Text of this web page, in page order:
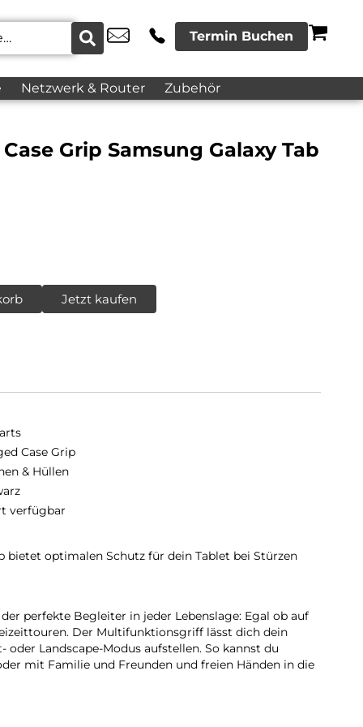
Termin Buchen
Netzwerk & Router Zubehör
Grip Samsung Galaxy Tab
Jetzt kaufen
Case Grip
& Hüllen
verfügbar
bietet optimalen Schutz für dein Tablet bei Stürzen
perfekte Begleiter in jeder Lebenslage: Egal ob auf
Der Multifunktionsgriff lässt dich dein
Landscape-Modus aufstellen. So kannst du
mit Familie und Freunden und freien Händen in die